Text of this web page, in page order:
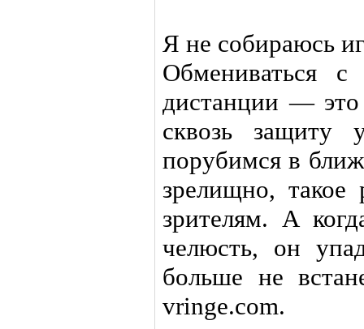
Я не собираюсь
Обмениваться
дистанции —
сквозь
порубимся в
зрелищно, такое
зрителям. А
челюсть, он
больше не
vringe.com.